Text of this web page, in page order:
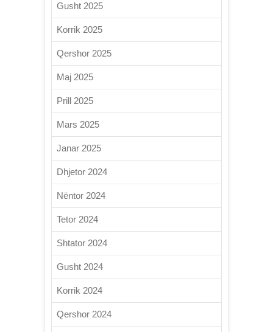
Gusht 2025
Korrik 2025
Qershor 2025
Maj 2025
Prill 2025
Mars 2025
Janar 2025
Dhjetor 2024
Nëntor 2024
Tetor 2024
Shtator 2024
Gusht 2024
Korrik 2024
Qershor 2024